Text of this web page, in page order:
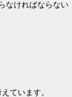
なければならない
ています。